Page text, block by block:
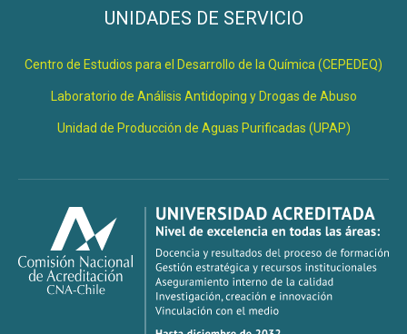
UNIDADES DE SERVICIO
Centro de Estudios para el Desarrollo de la Química (CEPEDEQ)
Laboratorio de Análisis Antidoping y Drogas de Abuso
Unidad de Producción de Aguas Purificadas (UPAP)